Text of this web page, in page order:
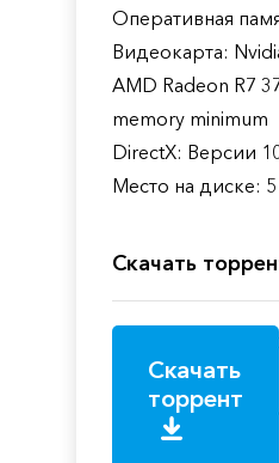
Оперативная
Видеокарта:
AMD Radeon R7
memory minimum
DirectX: Версии
Место на диске: 5
Скачать
Скачать
торрент